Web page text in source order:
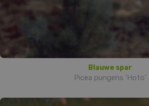
Blauwe spar
Picea pungens 'Hoto'